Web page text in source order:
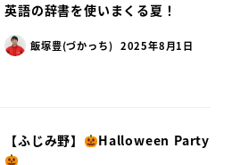
英語の辞書を使いまくる夏！
飯塚豊(づかっち) 2025年8月1日
【ふじみ野】 Halloween Party